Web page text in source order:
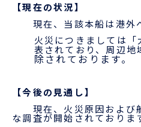
お役立ちメニュー
お問
お役
【現在の状況】
現在、当該本船は港外へ
火災につきましては
表されており、周辺地
除されております。
【今後の見通し】
現在、火災原因および
な調査が開始されておりま